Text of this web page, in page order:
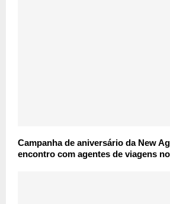
Campanha de aniversário da New
encontro com agentes de viagens